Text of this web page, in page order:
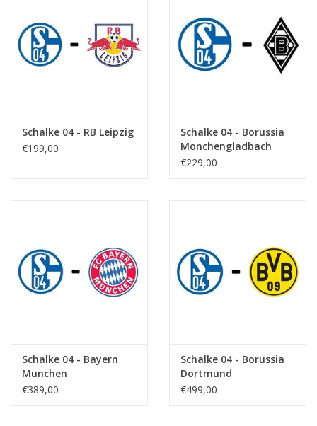
Schalke 04 - RB Leipzig
€199,00
Schalke 04 - Borussia
Monchengladbach
€229,00
Schalke 04 - Bayern
Munchen
€389,00
Schalke 04 - Borussia
Dortmund
€499,00